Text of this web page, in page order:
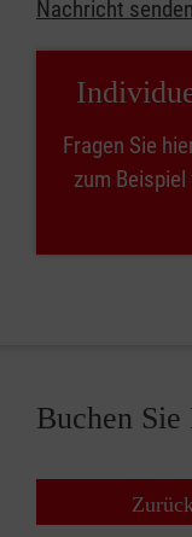
Nachricht senden
Fragen Sie
zum
Buchen